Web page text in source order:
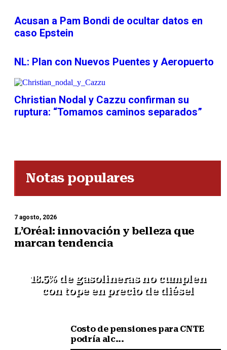
Acusan a Pam Bondi de ocultar datos en
caso Epstein
NL: Plan con Nuevos Puentes y Aeropuerto
Christian Nodal y Cazzu confirman su
ruptura: “Tomamos caminos separados”
Notas populares
7 agosto, 2026
L’Oréal: innovación y belleza que
marcan tendencia
18.5% de gasolineras no cumplen
con tope en precio de diésel
Costo de pensiones para CNTE
podría alc...